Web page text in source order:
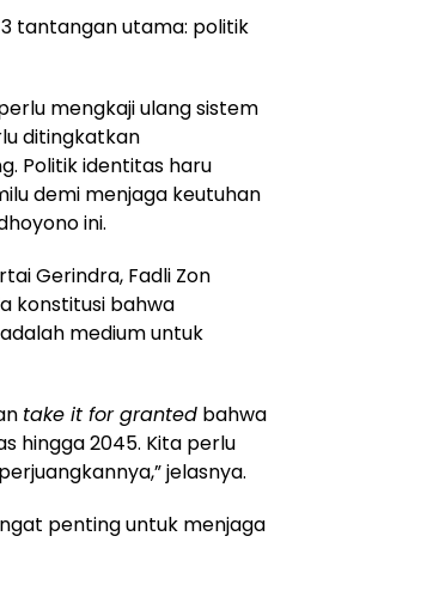
tantangan utama: politik
mengkaji ulang sistem
ditingkatkan
Politik identitas haru
demi menjaga keutuhan
ini.
Gerindra, Fadli Zon
konstitusi bahwa
medium untuk
take it for granted bahwa
hingga 2045. Kita perlu
jelasnya.
penting untuk menjaga